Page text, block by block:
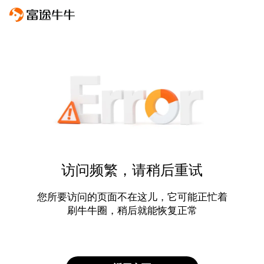
访问频繁，请稍后重试
您所要访问的页面不在这儿，它可能正忙着
刷牛牛圈，稍后就能恢复正常